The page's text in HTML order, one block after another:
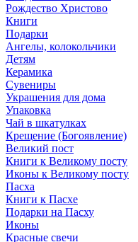
Рождество Христово
Книги
Подарки
Ангелы, колокольчики
Детям
Керамика
Сувениры
Украшения для дома
Упаковка
Чай в шкатулках
Крещение (Богоявление)
Великий пост
Книги к Великому посту
Иконы к Великому посту
Пасха
Книги к Пасхе
Подарки на Пасху
Иконы
Красные свечи